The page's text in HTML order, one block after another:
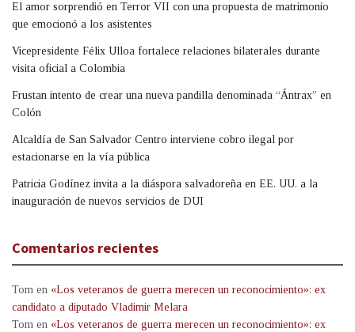
El amor sorprendió en Terror VII con una propuesta de matrimonio
que emocionó a los asistentes
Vicepresidente Félix Ulloa fortalece relaciones bilaterales durante
visita oficial a Colombia
Frustan intento de crear una nueva pandilla denominada “Ántrax” en
Colón
Alcaldía de San Salvador Centro interviene cobro ilegal por
estacionarse en la vía pública
Patricia Godínez invita a la diáspora salvadoreña en EE. UU. a la
inauguración de nuevos servicios de DUI
Comentarios recientes
Tom en «Los veteranos de guerra merecen un reconocimiento»: ex
candidato a diputado Vladimir Melara
Tom en «Los veteranos de guerra merecen un reconocimiento»: ex